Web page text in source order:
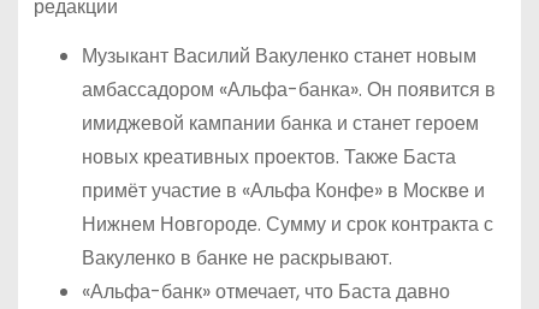
Музыкант Василий Вакуленко станет новым
амбассадором «Альфа-банка». Он появится в
имиджевой кампании банка и станет героем
новых креативных проектов. Также Баста
примёт участие в «Альфа Конфе» в Москве и
Нижнем Новгороде. Сумму и срок контракта с
Вакуленко в банке не раскрывают.
«Альфа-банк» отмечает, что Баста давно